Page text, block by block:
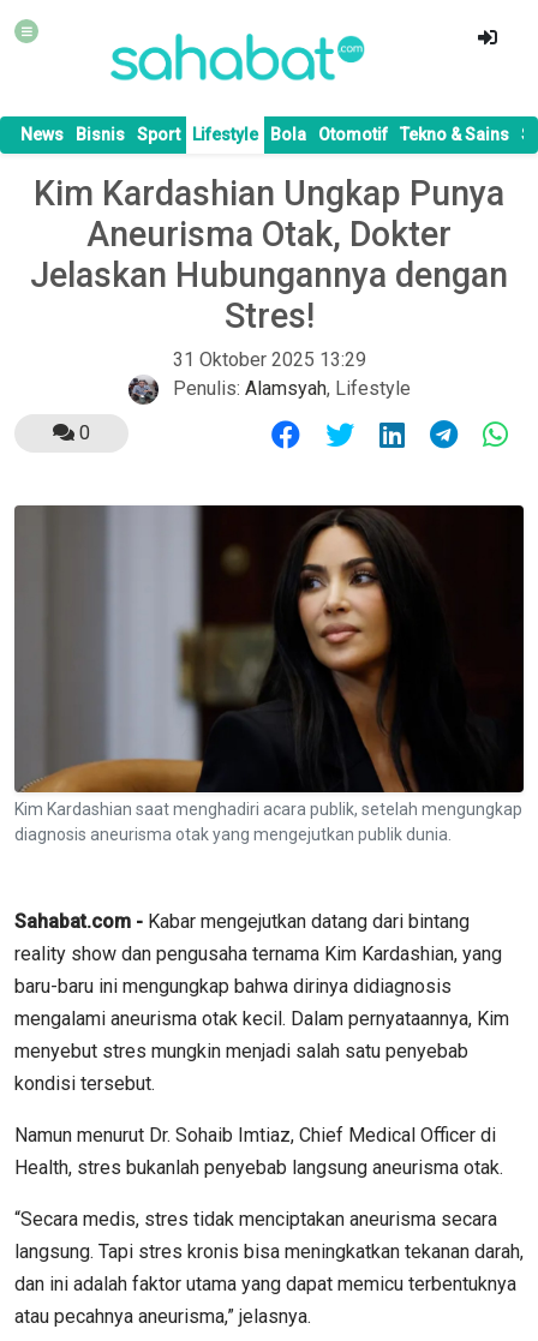
News Bisnis Sport Lifestyle Bola Otomotif Tekno & Sains
Kim Kardashian Ungkap Punya
Aneurisma Otak, Dokter
Jelaskan Hubungannya dengan
Stres!
31 Oktober 2025 13:29
Penulis: Alamsyah, Lifestyle
0
Kim Kardashian saat menghadiri acara publik, setelah mengungkap
diagnosis aneurisma otak yang mengejutkan publik dunia.
Sahabat.com - Kabar mengejutkan datang dari bintang
reality show dan pengusaha ternama Kim Kardashian, yang
baru-baru ini mengungkap bahwa dirinya didiagnosis
mengalami aneurisma otak kecil. Dalam pernyataannya, Kim
menyebut stres mungkin menjadi salah satu penyebab
kondisi tersebut.
Namun menurut Dr. Sohaib Imtiaz, Chief Medical Officer di
Health, stres bukanlah penyebab langsung aneurisma otak.
“Secara medis, stres tidak menciptakan aneurisma secara
langsung. Tapi stres kronis bisa meningkatkan tekanan darah,
dan ini adalah faktor utama yang dapat memicu terbentuknya
atau pecahnya aneurisma,” jelasnya.